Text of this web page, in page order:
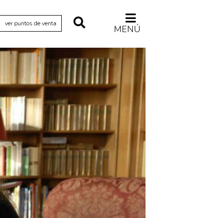
ver puntos de venta MENÚ
Relecturas
Sociedad
Turismo accidental
Vidas paralelas